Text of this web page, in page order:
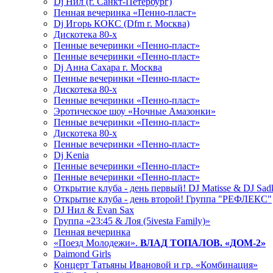
Пенная вечеринка «Пенно-пласт»
Dj Игорь КОКС (Dfm г. Москва)
Дискотека 80-х
Пенные вечеринки «Пенно-пласт»
Пенные вечеринки «Пенно-пласт»
Dj Анна Сахара г. Москва
Пенные вечеринки «Пенно-пласт»
Дискотека 80-х
Пенные вечеринки «Пенно-пласт»
Эротическое шоу «Ночные Амазонки»
Пенные вечеринки «Пенно-пласт»
Дискотека 80-х
Пенные вечеринки «Пенно-пласт»
Dj Kenia
Пенные вечеринки «Пенно-пласт»
Пенные вечеринки «Пенно-пласт»
Открытие клуба - день первый! DJ Matisse & DJ
Открытие клуба - день второй! Группа "РЕФЛЕКС"
DJ Нил & Evan Sax
Группа «23:45 & Лоя (5ivesta Family)»
Пенная вечеринка
«Поезд Молодежи». ВЛАД ТОПАЛОВ. «ДОМ-2»
Daimond Girls
Концерт Татьяны Ивановой и гр. «Комбинация»